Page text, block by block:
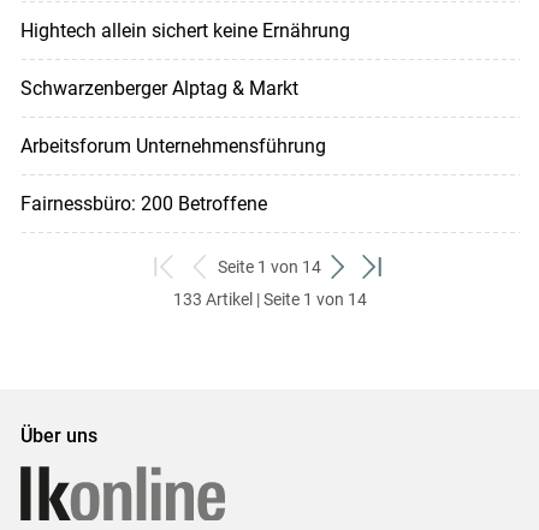
Hightech allein sichert keine Ernährung
Schwarzenberger Alptag & Markt
Arbeitsforum Unternehmensführung
Fairnessbüro: 200 Betroffene
zum
ersten
zurück
zum
Seite 1 von 14
weiter
zum
zum
133 Artikel | Seite 1 von 14
Über uns